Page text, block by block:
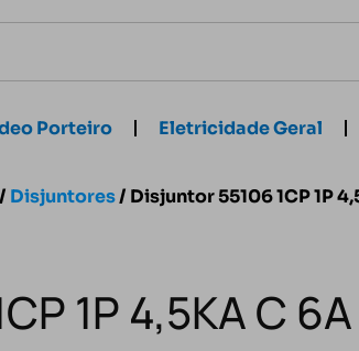
Porteiro Eletricidade Geral
Disjuntores/ Disjuntor 55106 1CP 1P
1P 4,5KA C